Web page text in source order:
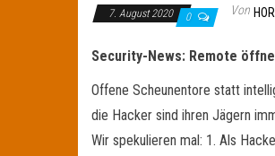
7. August 2020 0 Von
Security-News: Remote
Offene Scheunentore statt
die Hacker sind ihren Jägern
Wir spekulieren mal: 1. Als